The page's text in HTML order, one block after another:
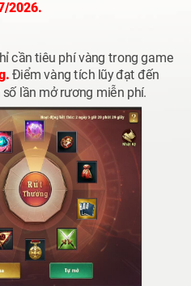
2026.
cầntiêu phí vàng trong game
Điểm vàng tích lũy đạt đến
lần mở rương miễn phí.